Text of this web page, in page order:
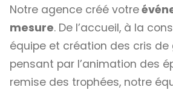
Notre agence créé votre
mesure. De l’accueil, à la
équipe et création des cris de
pensant par l’animation des
remise des trophées, notre